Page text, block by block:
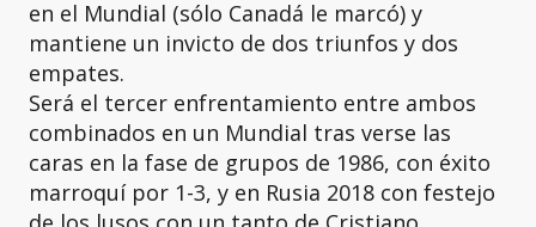
en el Mundial (sólo Canadá le marcó) y
mantiene un invicto de dos triunfos y dos
empates.
Será el tercer enfrentamiento entre ambos
combinados en un Mundial tras verse las
caras en la fase de grupos de 1986, con éxito
marroquí por 1-3, y en Rusia 2018 con festejo